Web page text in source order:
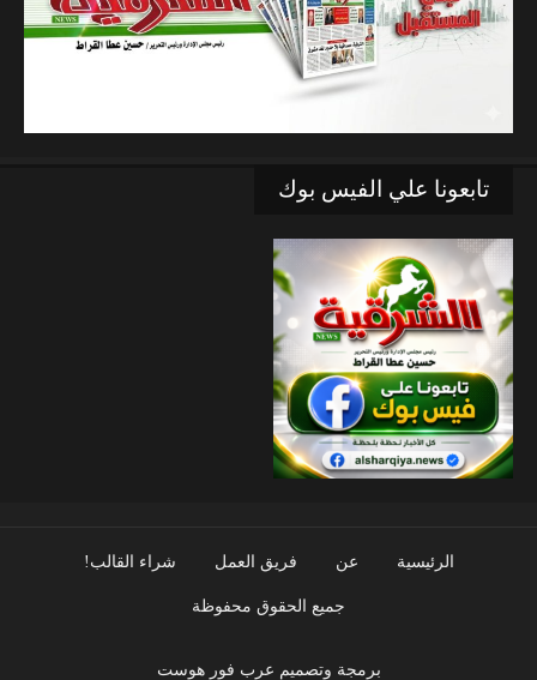
تابعونا علي الفيس بوك
الرئيسية عن فريق العمل شراء القالب!
جميع الحقوق محفوظة
برمجة وتصميم عرب فور هوست